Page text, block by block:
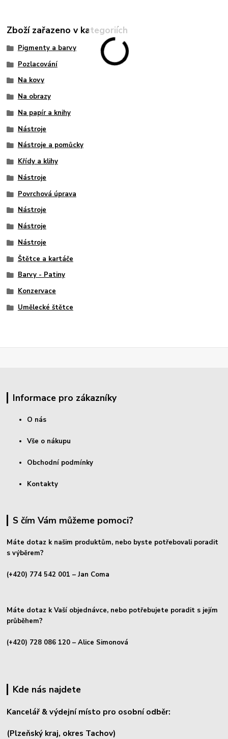
Zboží zařazeno v kategoriích
Pigmenty a barvy
Pozlacování
Na kovy
Na obrazy
Na papír a knihy
Nástroje
Nástroje a pomůcky
Křídy a klihy
Nástroje
Povrchová úprava
Nástroje
Nástroje
Nástroje
Štětce a kartáče
Barvy - Patiny
Konzervace
Umělecké štětce
Informace pro zákazníky
O nás
Vše o nákupu
Obchodní podmínky
Kontakty
S čím Vám můžeme pomoci?
Máte dotaz k našim produktům, nebo byste potřebovali poradit
s výběrem?
(+420) 774 542 001 – Jan Coma
Máte dotaz k Vaší objednávce, nebo potřebujete poradit s jejím
průběhem?
(+420) 728 086 120 – Alice Simonová
Kde nás najdete
Kancelář & výdejní místo pro osobní odběr:
(Plzeňský kraj, okres Tachov)